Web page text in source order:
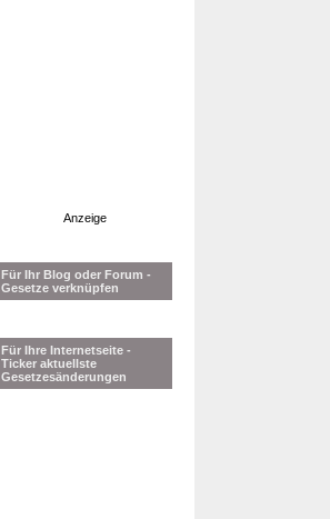
Anzeige
Für Ihr Blog oder Forum -
Gesetze verknüpfen
Für Ihre Internetseite -
Ticker aktuellste
Gesetzesänderungen